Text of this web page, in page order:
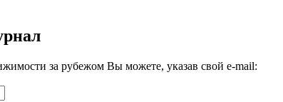
за рубежом Вы можете, указав свой e-mail: